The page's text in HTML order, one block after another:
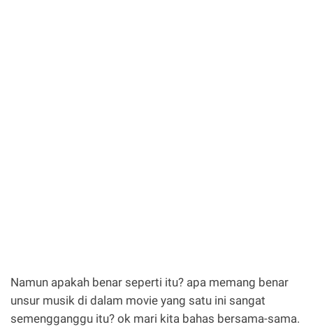
Namun apakah benar seperti itu? apa memang benar
unsur musik di dalam movie yang satu ini sangat
semengganggu itu? ok mari kita bahas bersama-sama.